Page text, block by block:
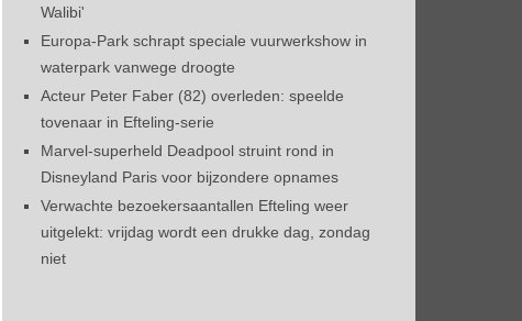
Walibi'
Europa-Park schrapt speciale vuurwerkshow in
waterpark vanwege droogte
Acteur Peter Faber (82) overleden: speelde
tovenaar in Efteling-serie
Marvel-superheld Deadpool struint rond in
Disneyland Paris voor bijzondere opnames
Verwachte bezoekersaantallen Efteling weer
uitgelekt: vrijdag wordt een drukke dag, zondag
niet